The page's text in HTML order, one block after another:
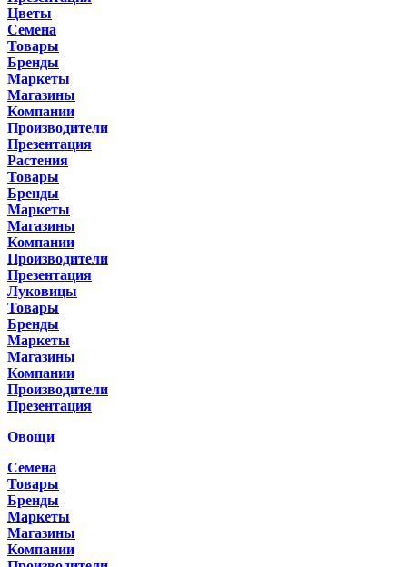
Цветы
Семена
Товары
Бренды
Маркеты
Магазины
Компании
Производители
Презентация
Растения
Товары
Бренды
Маркеты
Магазины
Компании
Производители
Презентация
Луковицы
Товары
Бренды
Маркеты
Магазины
Компании
Производители
Презентация
Овощи
Семена
Товары
Бренды
Маркеты
Магазины
Компании